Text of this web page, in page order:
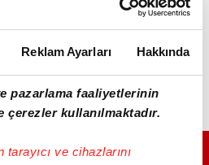
Reklam Ayarları Hakkında
pazarlama faaliyetlerinin
çerezler kullanılmaktadır.
tarayıcı ve cihazlarını
MANŞETLERİ İÇİN TIKLAYIN